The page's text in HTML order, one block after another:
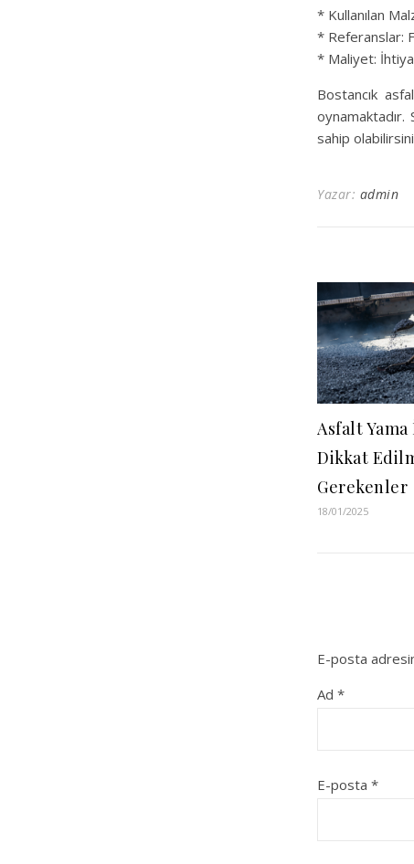
* Kullanılan
* Referanslar:
* Maliyet:
Bostancık
sahip
Yazar: admin
Asfalt
Dikkat
Gerekenler
18/01/2025
E-posta
Ad *
E-posta *